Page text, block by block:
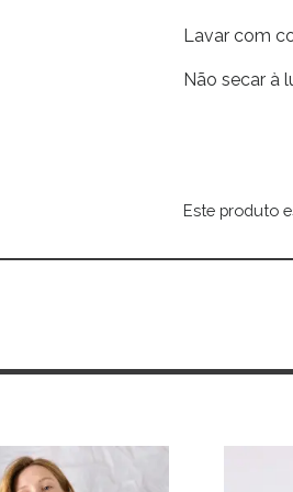
Lavar com
Não secar à
Este produto
Alternative: